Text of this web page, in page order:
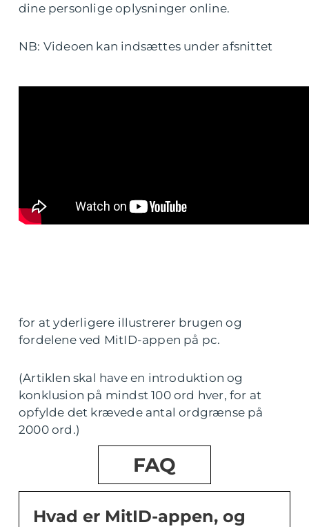
dine personlige oplysninger online.
NB: Videoen kan indsættes under afsnittet
for at yderligere illustrerer brugen og
fordelene ved MitID-appen på pc.
(Artiklen skal have en introduktion og
konklusion på mindst 100 ord hver, for at
opfylde det krævede antal ordgrænse på
2000 ord.)
FAQ
Hvad er MitID-appen, og